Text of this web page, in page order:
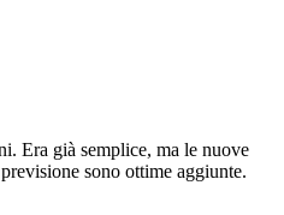
Era già semplice, ma le nuove
sono ottime aggiunte.